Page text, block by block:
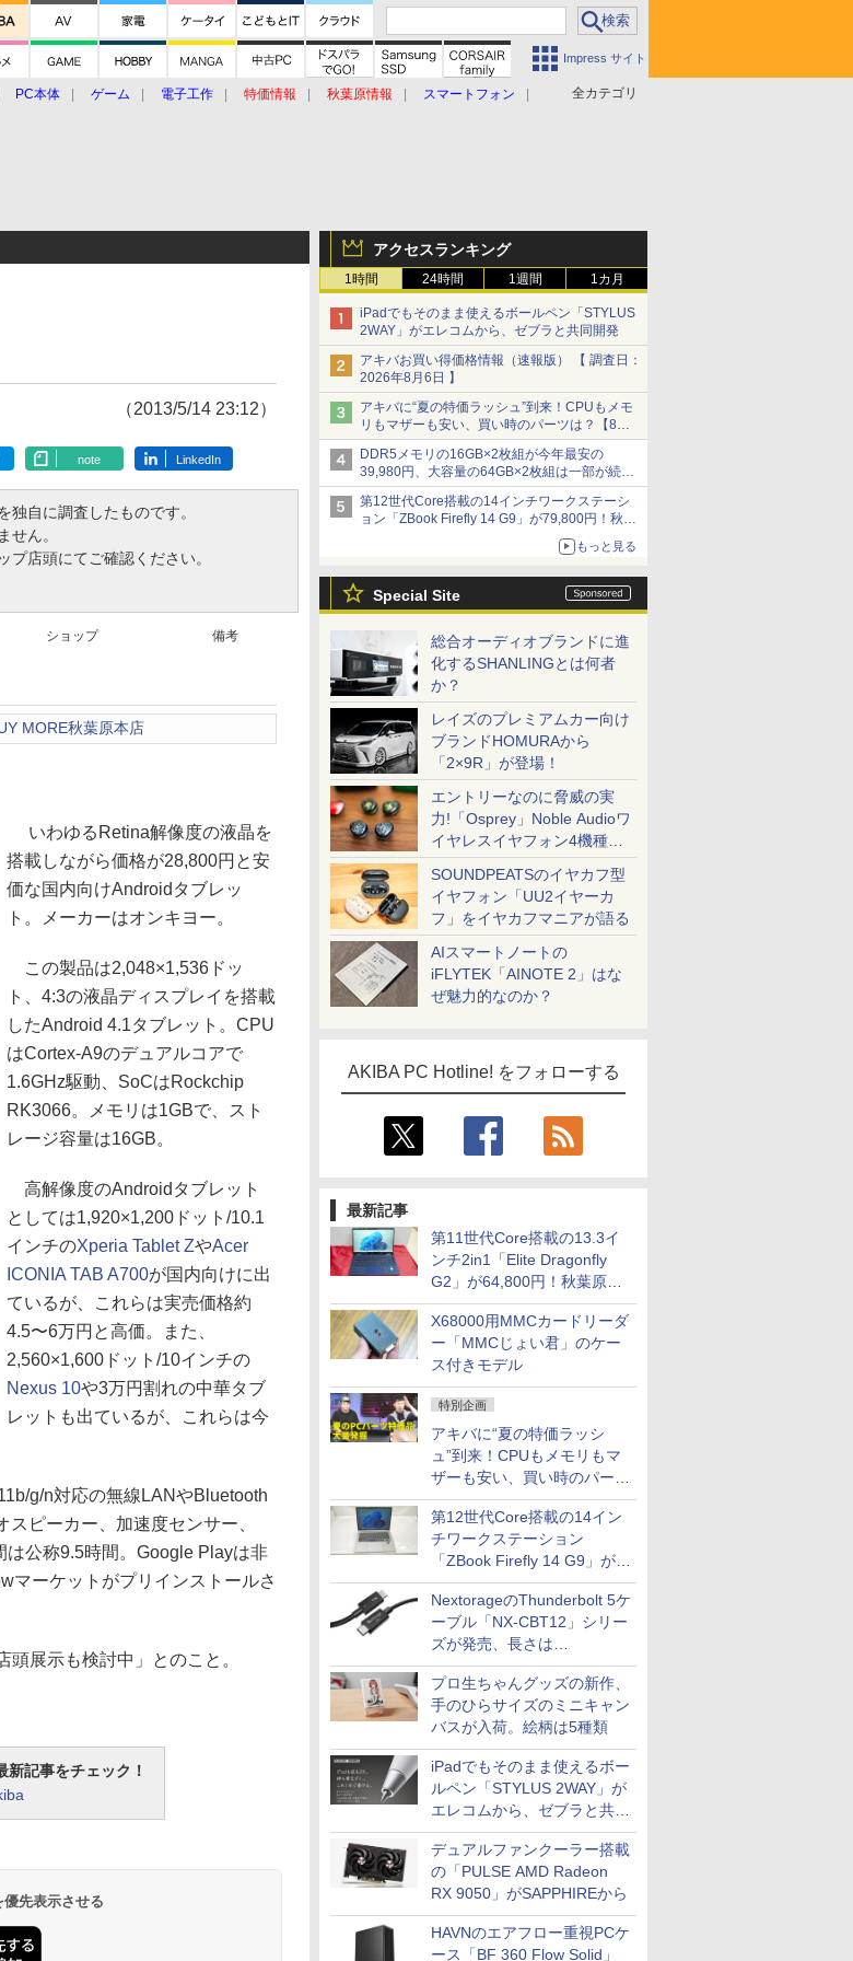
Impress サイト
全カテゴリ
PC本体 ゲーム 電子工作 特価情報 秋葉原情報
スマートフォン
アクセスランキング
1時間 24時間 1週間 1カ月
iPadでもそのまま使えるボールペン「STYLUS
2WAY」がエレコムから、ゼブラと共同開発
アキバお買い得価格情報（速報版） 【 調査日：
2026年8月6日 】
アキバに“夏の特価ラッシュ”到来！CPUもメモ
リもマザーも安い、買い時のパーツは？【8月7
日(金)22時配信】
DDR5メモリの16GB×2枚組が今年最安の
39,980円、大容量の64GB×2枚組は一部が続騰
[8月前半のメモリ価格]
第12世代Core搭載の14インチワークステーシ
ョン「ZBook Firefly 14 G9」が79,800円！秋葉
もっと見る
Special Site
総合オーディオブランドに進
化するSHANLINGとは何者
か？
レイズのプレミアムカー向け
ブランドHOMURAから
「2×9R」が登場！
エントリーなのに脅威の実
力!「Osprey」Noble Audioワ
イヤレスイヤフォン4機種を
一気に聴く
SOUNDPEATSのイヤカフ型
イヤフォン「UU2イヤーカ
フ」をイヤカフマニアが語る
AIスマートノートの
iFLYTEK「AINOTE 2」はな
ぜ魅力的なのか？
AKIBA PC Hotline! をフォローする
最新記事
第11世代Core搭載の13.3イ
ンチ2in1「Elite Dragonfly
G2」が64,800円！秋葉原で
中古PCセール
X68000用MMCカードリーダ
ー「MMCじょい君」のケー
ス付きモデル
特別企画
アキバに“夏の特価ラッシ
ュ”到来！CPUもメモリもマ
ザーも安い、買い時のパーツ
は？【8月7日(金)22時配信】
第12世代Core搭載の14イン
チワークステーション
「ZBook Firefly 14 G9」が
79,800円！秋葉原で中古PC
セール
NextorageのThunderbolt 5ケ
ーブル「NX-CBT12」シリー
ズが発売、長さは
30cm/50cm/1mの3種類
プロ生ちゃんグッズの新作、
手のひらサイズのミニキャン
バスが入荷。絵柄は5種類
iPadでもそのまま使えるボー
ルペン「STYLUS 2WAY」が
エレコムから、ゼブラと共同
開発
デュアルファンクーラー搭載
の「PULSE AMD Radeon
RX 9050」がSAPPHIREから
HAVNのエアフロー重視PCケ
ース「BF 360 Flow Solid」
（2013/5/14 23:12）
note LinkedIn
自に調査したものです。
せん。
店頭にてご確認ください。
ショップ 備考
MORE秋葉原本店
いわゆるRetina解像度の液晶を
搭載しながら価格が28,800円と安
価な国内向けAndroidタブレッ
ト。メーカーはオンキヨー。
この製品は2,048×1,536ドッ
ト、4:3の液晶ディスプレイを搭載
したAndroid 4.1タブレット。CPU
はCortex-A9のデュアルコアで
1.6GHz駆動、SoCはRockchip
RK3066。メモリは1GBで、スト
レージ容量は16GB。
高解像度のAndroidタブレット
としては1,920×1,200ドット/10.1
インチのXperia Tablet ZやAcer
ICONIA TAB A700が国内向けに出
ているが、これらは実売価格約
4.5〜6万円と高価。また、
2,560×1,600ドット/10インチの
Nexus 10や3万円割れの中華タブ
レットも出ているが、これらは今
g/n対応の無線LANやBluetooth
ピーカー、加速度センサー、
公称9.5時間。Google Playは非
マーケットがプリインストールさ
頭展示も検討中」とのこと。
記事をチェック！
先表示させる